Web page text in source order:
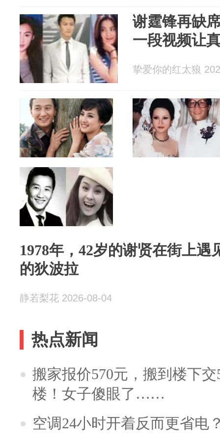
谢霆锋再缺
一段视频让
挚爱你的红太狼
1978年，42岁的谢贤在街上遇
的狄波拉
静若梨花 2026-08-04
热点新闻
搬家报价570元，搬到楼下
楼！女子傻眼了……
空调24小时开着反而更省电